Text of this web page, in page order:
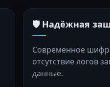
🛡️ Надёжная
Современное
отсутствие логов
данные.